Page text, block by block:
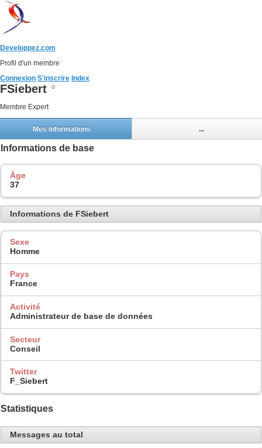
Developpez.com
Profil d'un membre
Connexion S'inscrire Index
FSiebert
Membre Expert
Mes informations ...
Informations de base
Âge
37
Informations de FSiebert
Sexe
Homme
Pays
France
Activité
Administrateur de base de données
Secteur
Conseil
Twitter
F_Siebert
Statistiques
Messages au total